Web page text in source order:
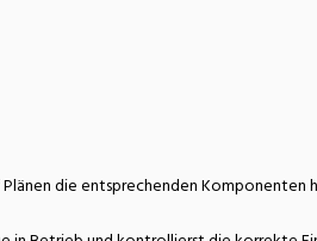
die entsprechenden Komponenten